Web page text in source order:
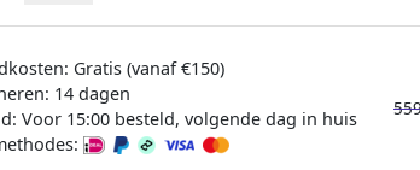
Gratis (vanaf €150)
14 dagen
Voor 15:00 besteld, volgende dag in huis